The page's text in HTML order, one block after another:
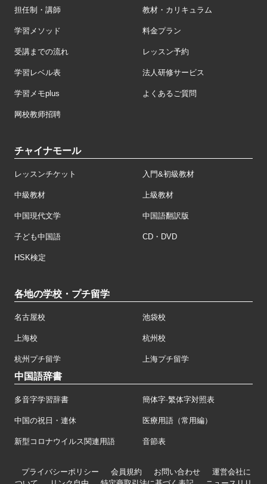
担任制・講師 教材・カリキュラム
学習メソッド 料金プラン
受講までの流れ レッスン予約
学習レベル表 法人研修サービス
学習メモplus よくあるご質問
网校教师招聘
チャイナモール
レッスンチケット 入門&初級教材
中級教材 上級教材
中国現代文学 中国語翻訳版
子ども中国語 CD・DVD
HSK検定
各地の学校・プチ留学
名古屋校 池袋校
上海校 杭州校
杭州プチ留学 上海プチ留学
中国語辞書
多音字学習辞書 簡体字·繁体字対照表
中国の祝日・連休 医療用語（常用編）
新型コロナウイルス関連用語 音節表
プライバシーポリシー 会員規約 お問い合わせ
運営会社に